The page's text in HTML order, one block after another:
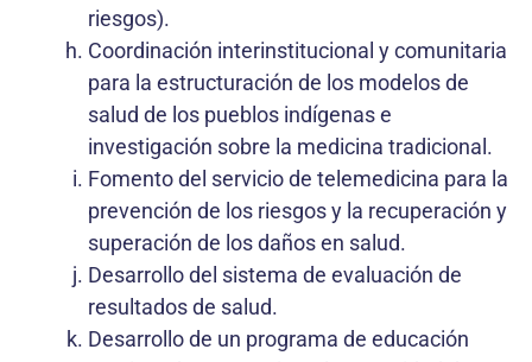
riesgos).
Coordinación interinstitucional y comunitaria
para la estructuración de los modelos de
salud de los pueblos indígenas e
investigación sobre la medicina tradicional.
Fomento del servicio de telemedicina para la
prevención de los riesgos y la recuperación y
superación de los daños en salud.
Desarrollo del sistema de evaluación de
resultados de salud.
Desarrollo de un programa de educación